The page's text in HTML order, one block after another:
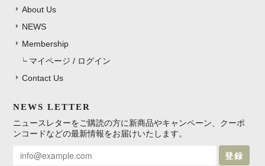
About Us
NEWS
Membership
マイページ / ログイン
Contact Us
NEWS LETTER
ニュースレターをご購読の方に新商品やキャンペーン、クーポ
ンコードなどの最新情報をお届けいたします。
登録